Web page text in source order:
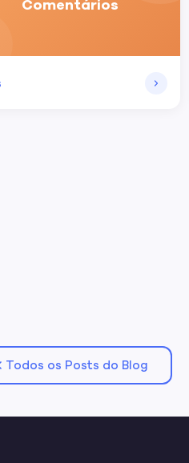
Comentários
Todos os Posts do Blog